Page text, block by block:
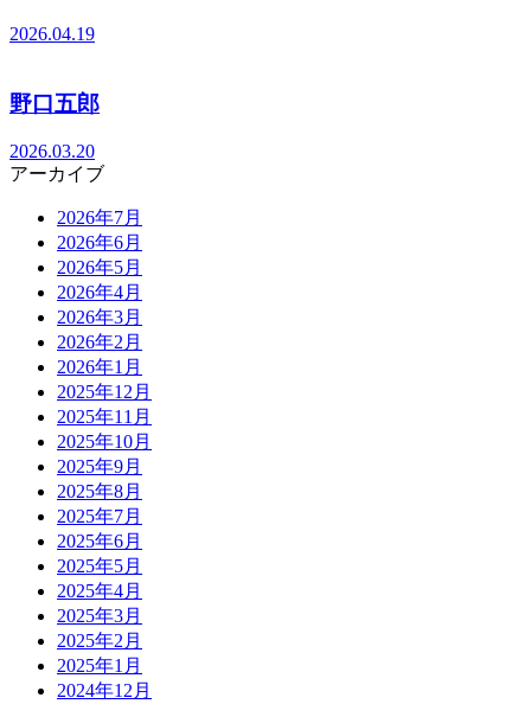
2026.04.19
野口五郎
2026.03.20
アーカイブ
2026年7月
2026年6月
2026年5月
2026年4月
2026年3月
2026年2月
2026年1月
2025年12月
2025年11月
2025年10月
2025年9月
2025年8月
2025年7月
2025年6月
2025年5月
2025年4月
2025年3月
2025年2月
2025年1月
2024年12月